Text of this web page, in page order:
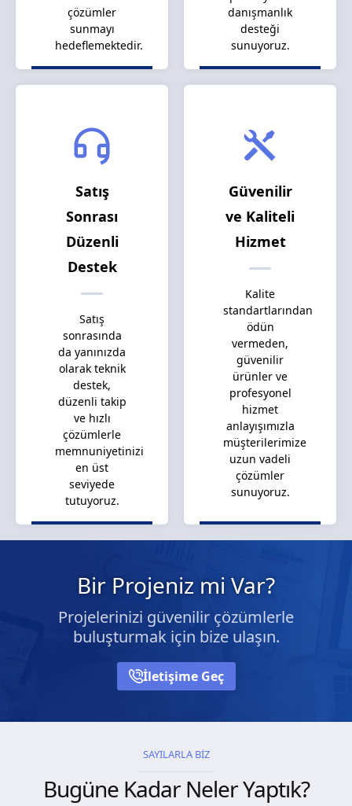
çözümler
sunmayı
hedeflemektedir.
danışmanlık
desteği
sunuyoruz.
Satış
Sonrası
Düzenli
Destek
Satış
sonrasında
da yanınızda
olarak teknik
destek,
düzenli takip
ve hızlı
çözümlerle
memnuniyetinizi
en üst
seviyede
tutuyoruz.
Güvenilir
ve Kaliteli
Hizmet
Kalite
standartlarından
ödün
vermeden,
güvenilir
ürünler ve
profesyonel
hizmet
anlayışımızla
müşterilerimize
uzun vadeli
çözümler
sunuyoruz.
Bir Projeniz mi Var?
Projelerinizi güvenilir çözümlerle
buluşturmak için bize ulaşın.
İletişime Geç
SAYILARLA BİZ
Bugüne Kadar Neler Yaptık?